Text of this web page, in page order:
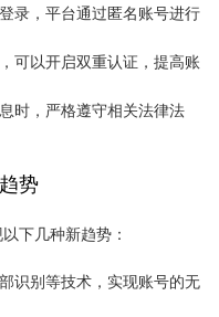
录，平台通过匿名账号进行
可以开启双重认证，提高账
时，严格遵守相关法律法
势
下几种新趋势：
识别等技术，实现账号的无